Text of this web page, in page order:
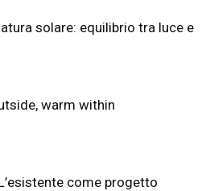
solare: equilibrio tra luce e
warm within
come progetto